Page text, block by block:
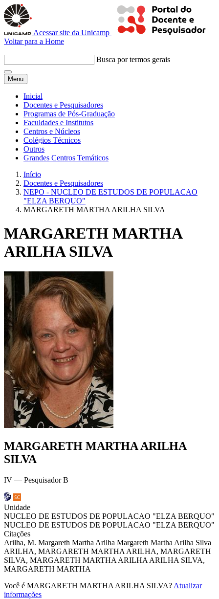
Acessar site da Unicamp
Voltar para a Home
Busca por termos gerais
Menu
Inicial
Docentes e Pesquisadores
Programas de Pós-Graduação
Faculdades e Institutos
Centros e Núcleos
Colégios Técnicos
Outros
Grandes Centros Temáticos
Início
Docentes e Pesquisadores
NEPO - NUCLEO DE ESTUDOS DE POPULACAO
"ELZA BERQUO"
MARGARETH MARTHA ARILHA SILVA
MARGARETH MARTHA
ARILHA SILVA
MARGARETH MARTHA ARILHA
SILVA
IV — Pesquisador B
Unidade
NUCLEO DE ESTUDOS DE POPULACAO "ELZA BERQUO"
NUCLEO DE ESTUDOS DE POPULACAO "ELZA BERQUO"
Citações
Arilha, M. Margareth Martha Arilha Margareth Martha Arilha Silva
ARILHA, MARGARETH MARTHA ARILHA, MARGARETH
SILVA, MARGARETH MARTHA ARILHA ARILHA SILVA,
MARGARETH MARTHA
Você é MARGARETH MARTHA ARILHA SILVA? Atualizar
informações